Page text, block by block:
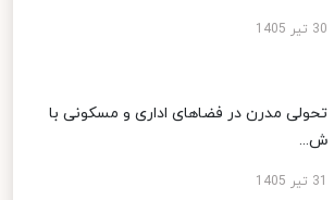
30 تیر 1405
تحولی مدرن در فضاهای اداری و مسکونی با
ش...